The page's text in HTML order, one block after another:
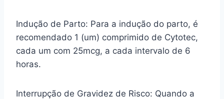
Indução de Parto: Para a indução do parto, é
recomendado 1 (um) comprimido de Cytotec,
cada um com 25mcg, a cada intervalo de 6
horas.
Interrupção de Gravidez de Risco: Quando a